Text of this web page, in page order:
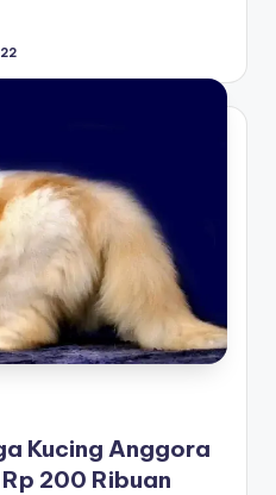
Kucing Anggora
200 Ribuan